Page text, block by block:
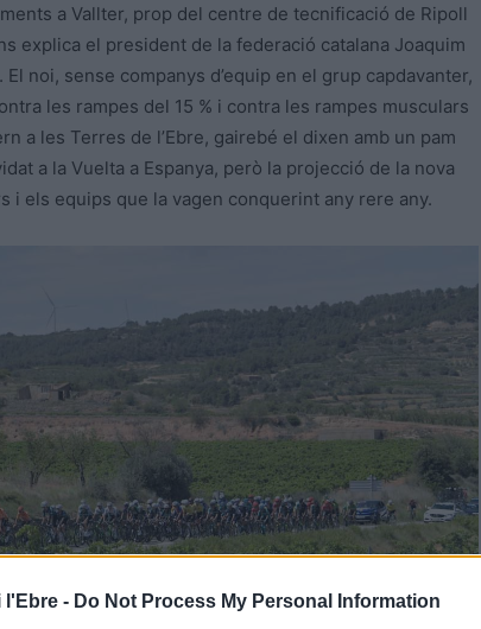
l'Ebre - Do Not Process My Personal Information
a Vallter, prop del centre de tecnificació de Ripoll
explica el president de la federació catalana Joaquim
noi, sense companys d’equip en el grup capdavanter,
les rampes del 15 % i contra les rampes musculars
a les Terres de l’Ebre, gairebé el dixen amb un pam
a la Vuelta a Espanya, però la projecció de la nova
i els equips que la vagen conquerint any rere any.